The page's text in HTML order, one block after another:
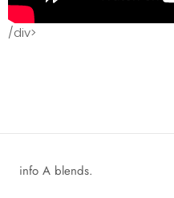
/div>
info A blends.